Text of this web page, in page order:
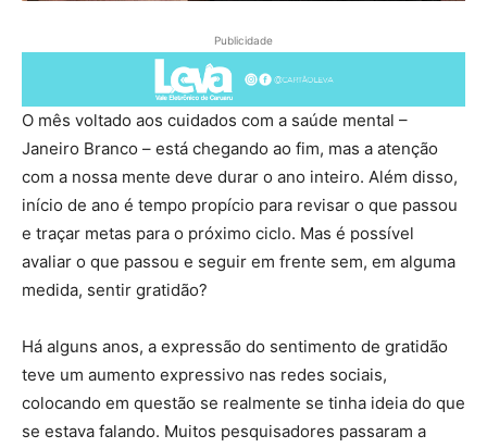
Publicidade
O mês voltado aos cuidados com a saúde mental –
Janeiro Branco – está chegando ao fim, mas a atenção
com a nossa mente deve durar o ano inteiro. Além disso,
início de ano é tempo propício para revisar o que passou
e traçar metas para o próximo ciclo. Mas é possível
avaliar o que passou e seguir em frente sem, em alguma
medida, sentir gratidão?
Há alguns anos, a expressão do sentimento de gratidão
teve um aumento expressivo nas redes sociais,
colocando em questão se realmente se tinha ideia do que
se estava falando. Muitos pesquisadores passaram a